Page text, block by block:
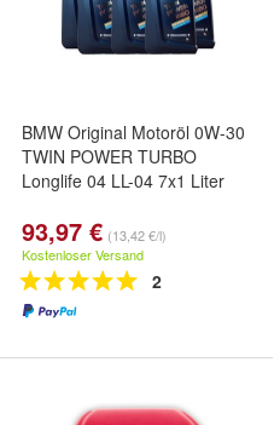
BMW Original Motoröl 0W-30
TWIN POWER TURBO
Longlife 04 LL-04 7x1 Liter
93,97 € (13,42 €/l)
Kostenloser Versand
2